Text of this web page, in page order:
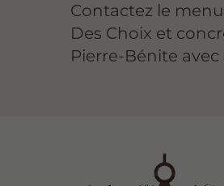
Contactez le
Des Choix et
Pierre-Bénite